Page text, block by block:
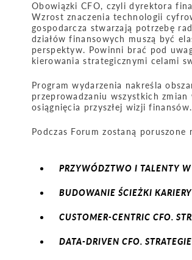
Obowiązki CFO, czyli dyrektora
Wzrost znaczenia technologii
gospodarcza stwarzają potrzebę
działów finansowych muszą być
perspektyw. Powinni brać pod
kierowania strategicznymi celami
Program wydarzenia nakreśla
przeprowadzaniu wszystkich
osiągnięcia przyszłej wizji finansów.
Podczas Forum zostaną
PRZYWÓDZTWO I TALENTY W
BUDOWANIE ŚCIEŻKI
CUSTOMER-CENTRIC CFO.
DATA-DRIVEN CFO.